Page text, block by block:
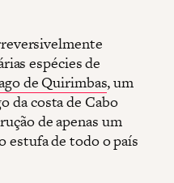
espécies de
de Quirimbas, um
da costa de Cabo
de apenas um
estufa de todo o país